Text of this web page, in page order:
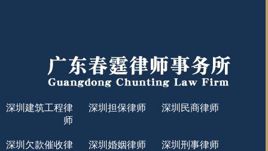
深圳建筑工程律
师
深圳担保律师 深圳民商律师
深圳欠款催收律
深圳婚姻律师 深圳刑事律师